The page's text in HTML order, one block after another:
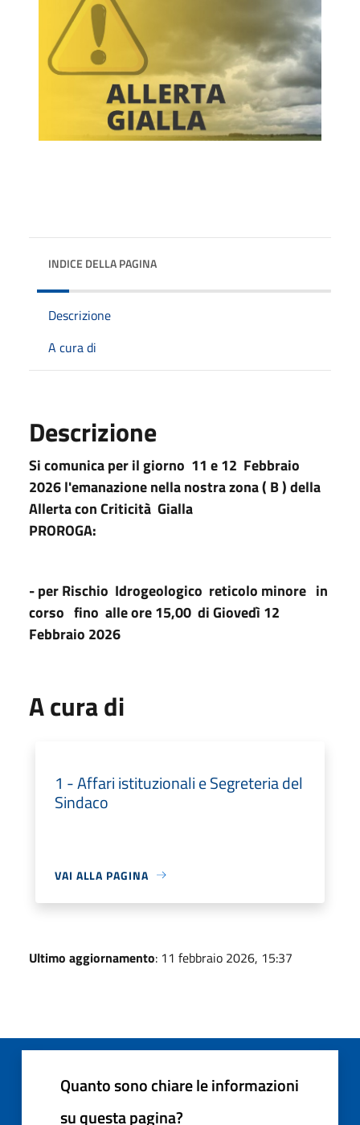
INDICE DELLA PAGINA
Descrizione
A cura di
Descrizione
Si comunica per il giorno 11 e 12 Febbraio
2026l'emanazione nella nostra zona ( B ) della
Allerta conCriticità Gialla
PROROGA:
-per Rischio Idrogeologico reticolo minore in
corso fino alle ore 15,00 di Giovedì 12
Febbraio 2026
A cura di
1 - Affari istituzionali e Segreteria del
Sindaco
VAI ALLA PAGINA
Ultimo aggiornamento: 11 febbraio 2026, 15:37
Quanto sono chiare le informazioni
su questa pagina?